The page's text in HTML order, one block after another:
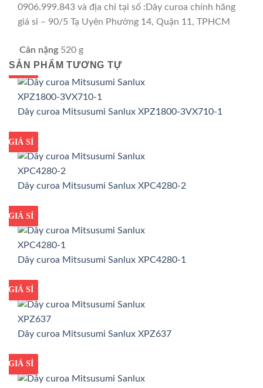
0906.999.843 và địa chỉ tại số :Dây curoa chính hãng
giá sỉ – 90/5 Tạ Uyên Phường 14, Quận 11, TPHCM
Cân nặng 520 g
SẢN PHẨM TƯƠNG TỰ
GIÁ TỐT
GIÁ SỈ
Dây curoa Mitsusumi Sanlux XPZ1800-3VX710-1
GIÁ TỐT
GIÁ SỈ
Dây curoa Mitsusumi Sanlux XPC4280-2
GIÁ TỐT
GIÁ SỈ
Dây curoa Mitsusumi Sanlux XPC4280-1
GIÁ TỐT
GIÁ SỈ
Dây curoa Mitsusumi Sanlux XPZ637
GIÁ TỐT
GIÁ SỈ